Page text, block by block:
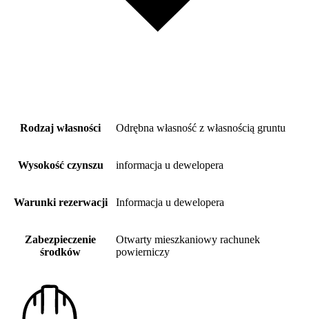
Rodzaj własności Odrębna własność z własnością gruntu
Wysokość czynszu informacja u dewelopera
Warunki rezerwacji Informacja u dewelopera
Zabezpieczenie
środków
Otwarty mieszkaniowy rachunek
powierniczy